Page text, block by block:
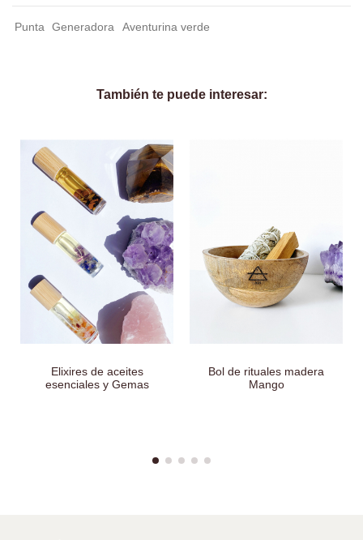
Punta Generadora Aventurina verde
También te puede interesar:
Elixires de aceites
esenciales y Gemas
Bol de rituales madera
Mango